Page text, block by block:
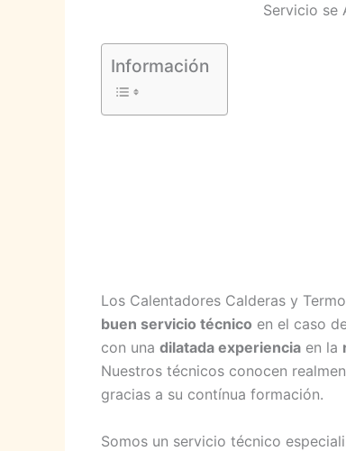
Servicio se
Información
Los Calentadores Calderas y
buen servicio técnico en el caso
con una dilatada experiencia en la
Nuestros técnicos conocen
gracias a su contínua formación.
Somos un servicio técnico